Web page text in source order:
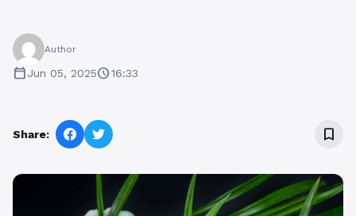
Author
calendar_todayJun 05, 2025schedule16:33
Share: bookmark_border